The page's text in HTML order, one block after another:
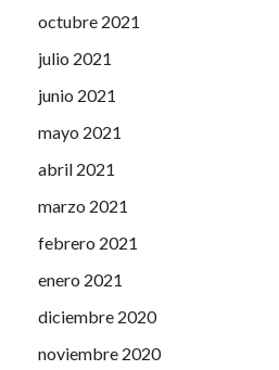
octubre 2021
julio 2021
junio 2021
mayo 2021
abril 2021
marzo 2021
febrero 2021
enero 2021
diciembre 2020
noviembre 2020